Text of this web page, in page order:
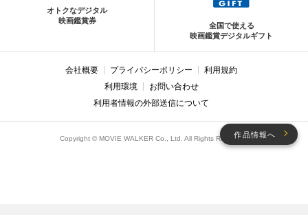
作品情報へ
オトクなデジタル
映画鑑賞券
全国で使える
映画鑑賞デジタルギフト
会社概要 プライバシーポリシー
利用規約
利用環境
お問い合わせ
利用者情報の外部送信について
Copyright © MOVIE WALKER Co., Ltd. All Rights Reserved.